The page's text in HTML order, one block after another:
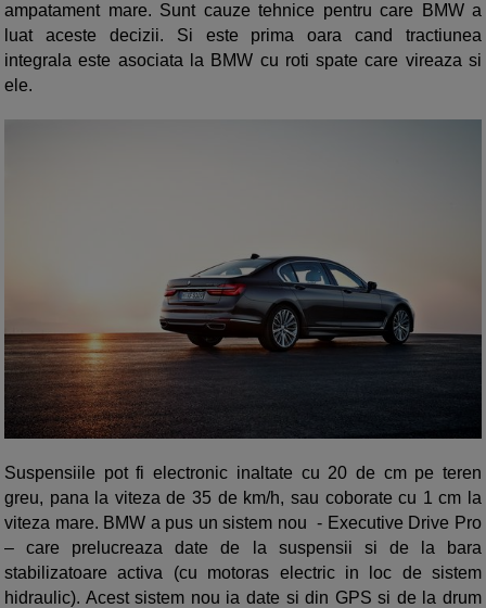
ampatament mare. Sunt cauze tehnice pentru care BMW a
luat aceste decizii. Si este prima oara cand tractiunea
integrala este asociata la BMW cu roti spate care vireaza si
ele.
Suspensiile pot fi electronic inaltate cu 20 de cm pe teren
greu, pana la viteza de 35 de km/h, sau coborate cu 1 cm la
viteza mare. BMW a pus un sistem nou - Executive Drive Pro
– care prelucreaza date de la suspensii si de la bara
stabilizatoare activa (cu motoras electric in loc de sistem
hidraulic). Acest sistem nou ia date si din GPS si de la drum